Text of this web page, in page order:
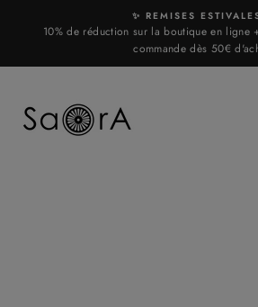
✨ REMISES
10% de réduction sur la boutique en ligne
commande dès 50€